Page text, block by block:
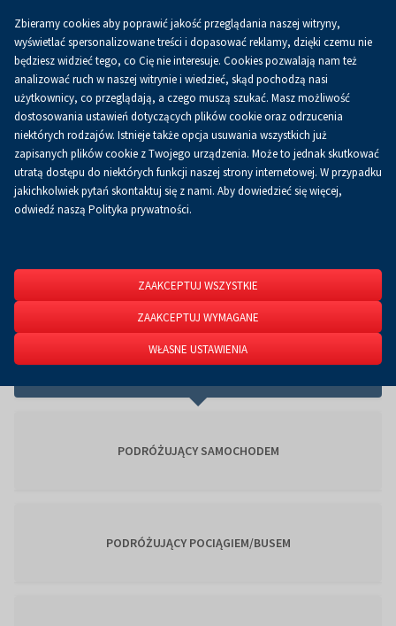
0.00 złKoszykPL
Strona główna Kontakt Lokalizacja Jak dojechać
Jak dojechać
Targi Kielce usytuowane są w sercu Europy
Środkowo-Wschodniej, na południu Polski.
Lokalizacja na przecięciu 2 ważnych szlaków
komunikacyjnych - drogi ekspresowej S7 i DK74
również z zagranicy.
PODRÓŻUJĄCY SAMOLOTEM
PODRÓŻUJĄCY SAMOCHODEM
PODRÓŻUJĄCY POCIĄGIEM/BUSEM
Zbieramy cookies aby poprawić jakość przeglądania naszej witryny,
wyświetlać spersonalizowane treści i dopasować reklamy, dzięki czemu nie
będziesz widzieć tego, co Cię nie interesuje. Cookies pozwalają nam też
analizować ruch w naszej witrynie i wiedzieć, skąd pochodzą nasi
użytkownicy, co przeglądają, a czego muszą szukać. Masz możliwość
dostosowania ustawień dotyczących plików cookie oraz odrzucenia
niektórych rodzajów. Istnieje także opcja usuwania wszystkich już
zapisanych plików cookie z Twojego urządzenia. Może to jednak skutkować
utratą dostępu do niektórych funkcji naszej strony internetowej. W przypadku
jakichkolwiek pytań skontaktuj się z nami. Aby dowiedzieć się więcej,
odwiedź naszą Polityka prywatności.
ZAAKCEPTUJ WSZYSTKIE
ZAAKCEPTUJ WYMAGANE
WŁASNE USTAWIENIA